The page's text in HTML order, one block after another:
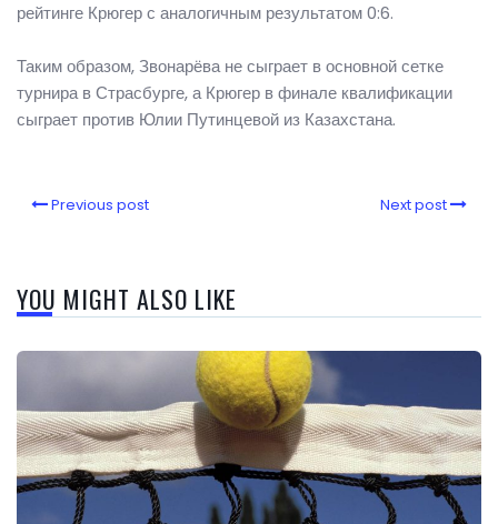
рейтинге Крюгер с аналогичным результатом 0:6.
Таким образом, Звонарёва не сыграет в основной сетке
турнира в Страсбурге, а Крюгер в финале квалификации
сыграет против Юлии Путинцевой из Казахстана.
Previous post Next post
YOU MIGHT ALSO LIKE